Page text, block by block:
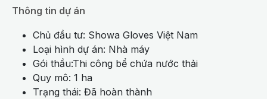
Thông tin dự án
Chủ đầu tư: Showa Gloves Việt Nam
Loại hình dự án: Nhà máy
Gói thầu:Thi công bể chứa nước thải
Quy mô: 1 ha
Trạng thái: Đã hoàn thành